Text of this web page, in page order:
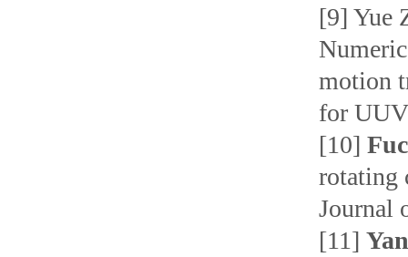
[9] Yue
motion
for
[10]
rotating
Journal
[11]